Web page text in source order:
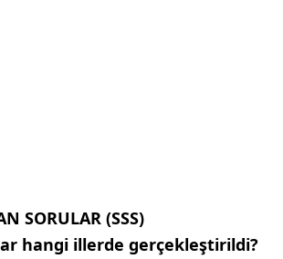
SORULAR (SSS)
hangi illerde gerçekleştirildi?